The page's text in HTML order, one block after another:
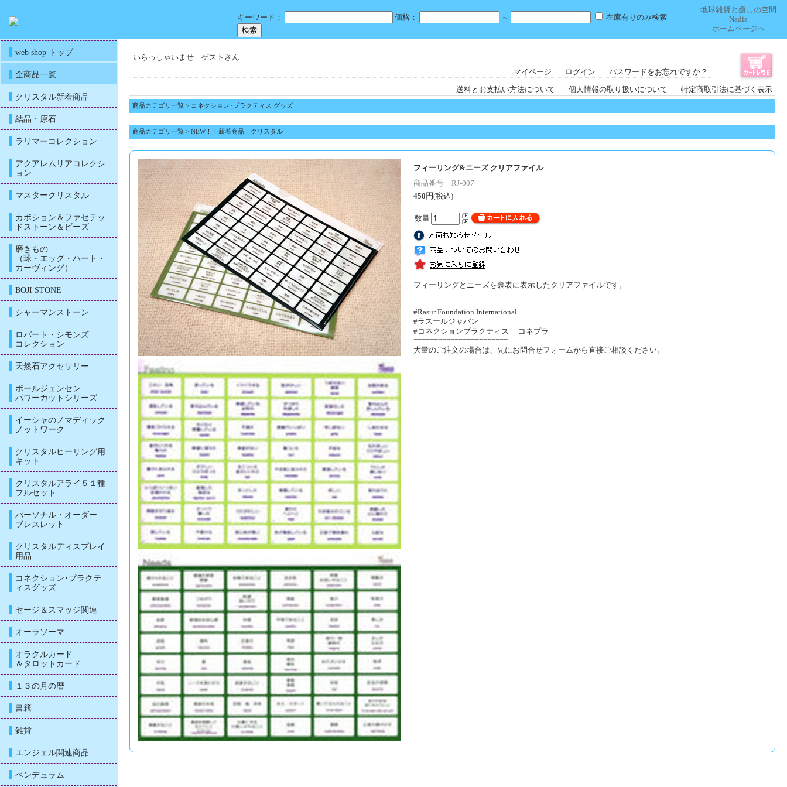
キーワード： 価格： ～ 在庫有りのみ検索
地球雑貨と癒しの空間
Nadia
ホームページへ
web shop トップ
全商品一覧
クリスタル新着商品
結晶・原石
ラリマーコレクション
アクアレムリアコレクシ
ョン
マスタークリスタル
カボション＆ファセテッ
ドストーン＆ビーズ
磨きもの
（球・エッグ・ハート・
カーヴィング）
BOJI STONE
シャーマンストーン
ロバート・シモンズ
コレクション
天然石アクセサリー
ポールジェンセン
パワーカットシリーズ
イーシャのノマディック
ノットワーク
クリスタルヒーリング用
キット
クリスタルアライ５１種
フルセット
パーソナル・オーダー
ブレスレット
クリスタルディスプレイ
用品
コネクション･プラクテ
ィスグッズ
セージ＆スマッジ関連
オーラソーマ
オラクルカード
＆タロットカード
１３の月の暦
書籍
雑貨
エンジェル関連商品
ペンデュラム
いらっしゃいませ ゲストさん
マイページ
ログイン パスワードをお忘れですか？
送料とお支払い方法について 個人情報の取り扱いについて 特定商取引法に基づく表示
商品カテゴリ一覧 > コネクション･プラクティス グッズ
商品カテゴリ一覧 > NEW！！新着商品 クリスタル
フィーリング&ニーズ クリアファイル
商品番号 RJ-007
450円(税込)
数量
フィーリングとニーズを裏表に表示したクリアファイルです。
#Rasur Foundation International
#ラスールジャパン
#コネクションプラクティス コネプラ
=======================
大量のご注文の場合は、先にお問合せフォームから直接ご相談ください。